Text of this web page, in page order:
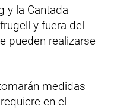
y la Cantada
y fuera del
pueden realizarse
medidas
en el